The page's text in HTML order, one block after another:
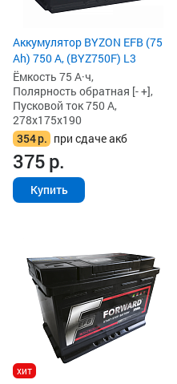
Аккумулятор BYZON EFB (75
Ah) 750 А, (BYZ750F) L3
Ёмкость 75 А·ч,
Полярность обратная [- +],
Пусковой ток 750 А,
278x175x190
354р. при сдаче акб
375р.
Купить
хит